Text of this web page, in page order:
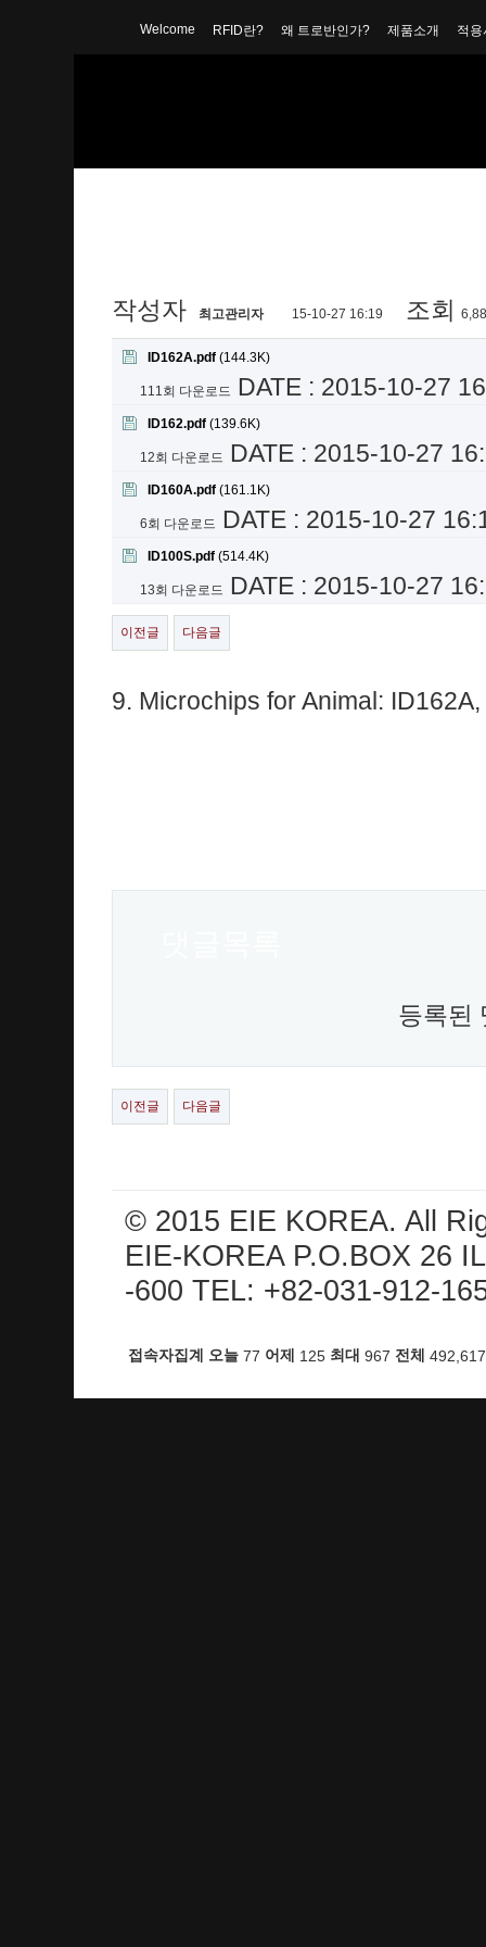
Welcome RFID란? 왜 트로반인가? 제품소개 적용
작성자 최고관리자 15-10-27 16:19 조회
ID162A.pdf (144.3K)
111회 다운로드 DATE : 2015-10-27
ID162.pdf (139.6K)
12회 다운로드 DATE : 2015-10-27
ID160A.pdf (161.1K)
6회 다운로드 DATE : 2015-10-27
ID100S.pdf (514.4K)
13회 다운로드 DATE : 2015-10-27
이전글 다음글
9. Microchips for Animal:
등록된
이전글 다음글
© 2015 EIE KOREA. All
EIE-KOREA P.O.BOX 26
-600 TEL: +82-031-912-
접속자집계 오늘 77 어제 125 최대 967 전체 492,617